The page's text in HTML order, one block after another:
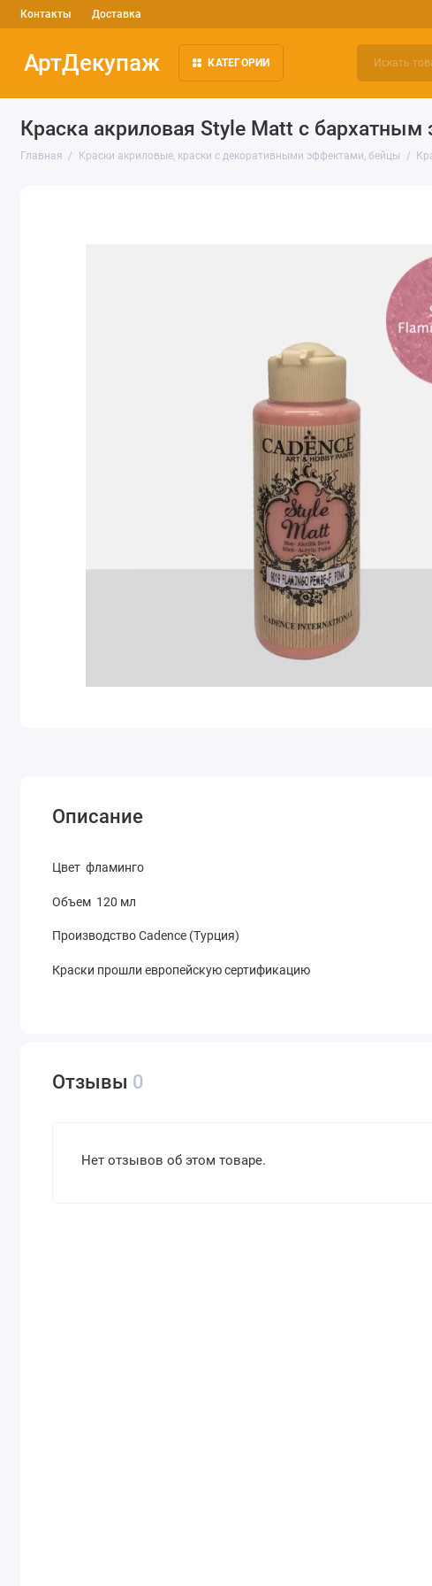
Контакты Доставка
АртДекупаж КАТЕГОРИИ
Краска акриловая Style Matt с
Главная Краски акриловые, краски с декоративными эффектами, бейцы
Описание
Цвет фламинго
Объем 120 мл
Производство Cadence (Турция)
Краски прошли европейскую сертификацию
Отзывы 0
Нет отзывов об этом товаре.